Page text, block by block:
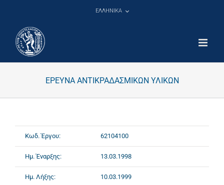
ΕΛΛΗΝΙΚΑ
ΕΡΕΥΝΑ ΑΝΤΙΚΡΑΔΑΣΜΙΚΩΝ ΥΛΙΚΩΝ
Κωδ. Έργου: 62104100
Ημ. Έναρξης: 13.03.1998
Ημ. Λήξης: 10.03.1999